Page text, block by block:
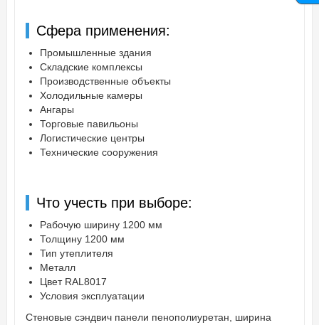
Сфера применения:
Промышленные здания
Складские комплексы
Производственные объекты
Холодильные камеры
Ангары
Торговые павильоны
Логистические центры
Технические сооружения
Что учесть при выборе:
Рабочую ширину 1200 мм
Толщину 1200 мм
Тип утеплителя
Металл
Цвет RAL8017
Условия эксплуатации
Стеновые сэндвич панели пенополиуретан, ширина